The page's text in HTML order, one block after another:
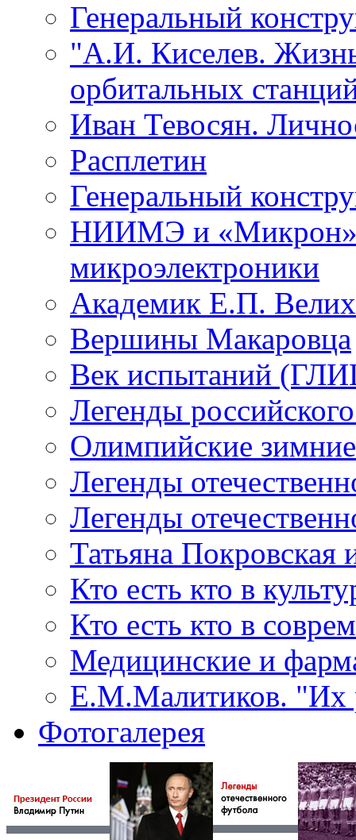
Генеральный
"А.И. Киселев.
орбитальных
Иван Тевосян.
Расплетин
Генеральный
НИИМЭ и «Микрон»
микроэлектроники
Академик Е.П.
Вершины Макаровца
Век испытаний
Легенды
Олимпийские
Легенды
Легенды
Татьяна Покровская
Кто есть кто в
Кто есть кто в
Медицинские и
Е.М.Малитиков. "Их
Фотогалерея